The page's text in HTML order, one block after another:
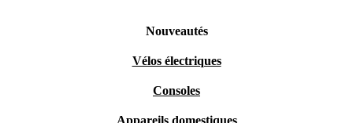
Nouveautés
Vélos électriques
Consoles
Appareils domestiques